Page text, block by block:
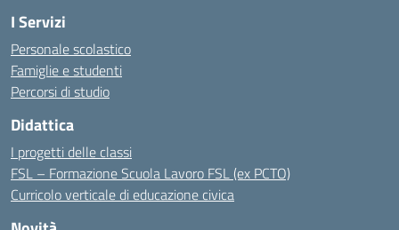
I Servizi
Personale scolastico
Famiglie e studenti
Percorsi di studio
Didattica
I progetti delle classi
FSL – Formazione Scuola Lavoro FSL (ex PCTO)
Curricolo verticale di educazione civica